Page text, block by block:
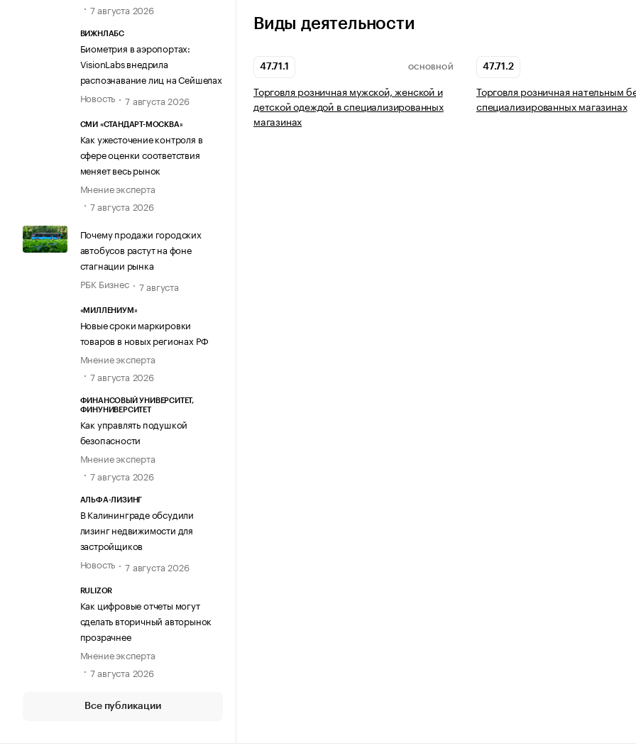
7 августа 2026
ВИЖНЛАБС
Биометрия в аэропортах:
VisionLabs внедрила
распознавание лиц на Сейшелах
Новость
7 августа 2026
СМИ «СТАНДАРТ-МОСКВА»
Как ужесточение контроля в
сфере оценки соответствия
меняет весь рынок
Мнение эксперта
7 августа 2026
Почему продажи городских
автобусов растут на фоне
стагнации рынка
РБК Бизнес
7 августа
«МИЛЛЕНИУМ»
Новые сроки маркировки
товаров в новых регионах РФ
Мнение эксперта
7 августа 2026
ФИНАНСОВЫЙ УНИВЕРСИТЕТ,
ФИНУНИВЕРСИТЕТ
Как управлять подушкой
безопасности
Мнение эксперта
7 августа 2026
АЛЬФА-ЛИЗИНГ
В Калининграде обсудили
лизинг недвижимости для
застройщиков
Новость
7 августа 2026
RULIZOR
Как цифровые отчеты могут
сделать вторичный авторынок
прозрачнее
Мнение эксперта
7 августа 2026
Все публикации
Виды деятельности
47.71.1 ОСНОВНОЙ
Торговля розничная мужской, женской и
детской одеждой в специализированных
магазинах
47.71.2
Торговля розничная нательным
специализированных магазинах